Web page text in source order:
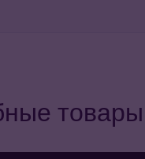
товары